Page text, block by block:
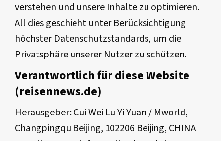
verstehen und unsere Inhalte zu optimieren.
All dies geschieht unter Berücksichtigung
höchster Datenschutzstandards, um die
Privatsphäre unserer Nutzer zu schützen.
Verantwortlich für diese Website
(reisennews.de)
Herausgeber: Cui Wei Lu Yi Yuan / Mworld,
Changpingqu Beijing, 102206 Beijing, CHINA